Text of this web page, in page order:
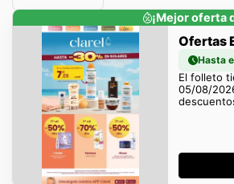
¡Mejor oferta
Ofertas
Hasta
El folleto
05/08/